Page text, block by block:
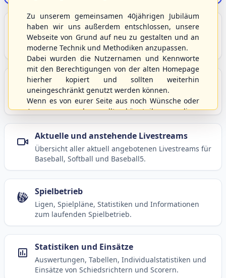
Unser Sport
Grundlagen und Hintergründe zu Baseball, Softball
und Baseball5.
Berichte und Neuigkeiten
Aktuelle Meldungen, Berichte und Nachrichten aus
dem S/HBV, Deutschland und der Welt.
Aktuelle und anstehende Livestreams
Übersicht aller aktuell angebotenen Livestreams für
Baseball, Softball und Baseball5.
Spielbetrieb
Ligen, Spielpläne, Statistiken und Informationen
zum laufenden Spielbetrieb.
Statistiken und Einsätze
Auswertungen, Tabellen, Individualstatistiken und
Einsätze von Schiedsrichtern und Scorern.
Zu unserem gemeinsamen 40jährigen Jubiläum
haben wir uns außerdem entschlossen, unsere
Webseite von Grund auf neu zu gestalten und an
moderne Technik und Methodiken anzupassen.
Dabei wurden die Nutzernamen und Kennworte
mit den Berechtigungen von der alten Homepage
hierher kopiert und sollten weiterhin
uneingeschränkt genutzt werden können.
Wenn es von eurer Seite aus noch Wünsche oder
Anregungen geben sollte, könnt ihr uns diese
gerne an die Verbandsadresseinfo@shbvnet.de
schicken.